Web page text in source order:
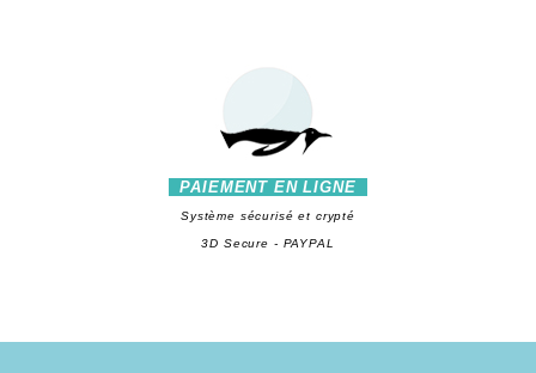
PAIEMENT EN LIGNE
Système sécurisé et crypté
3D Secure - PAYPAL